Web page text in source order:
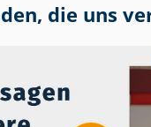
die uns